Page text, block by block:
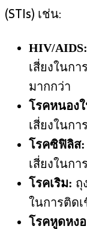
(STIs) เช่น:
HIV/AIDS:
เสี่ยงในกา
มากกว่า
โรคหนอง
เสี่ยงในกา
โรคซิฟิลิส:
เสี่ยงในกา
โรคเริม: ถุ
ในการติดเ
โรคหูดหง